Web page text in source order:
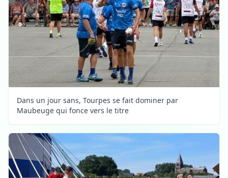
Dans un jour sans, Tourpes se fait dominer par
Maubeuge qui fonce vers le titre